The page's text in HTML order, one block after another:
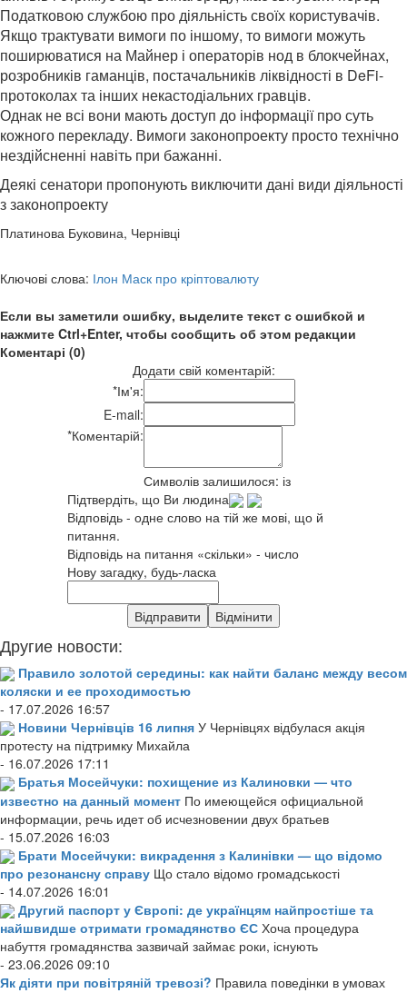
Податковою службою про діяльність своїх користувачів.
Якщо трактувати вимоги по іншому, то вимоги можуть
поширюватися на Майнер і операторів нод в блокчейнах,
розробників гаманців, постачальників ліквідності в DeFi-
протоколах та інших некастодіальних гравців.
Однак не всі вони мають доступ до інформації про суть
кожного перекладу. Вимоги законопроекту просто технічно
нездійсненні навіть при бажанні.
Деякі сенатори пропонують виключити дані види діяльності
з законопроекту
Платинова Буковина, Чернівці
Ключові слова: Ілон Маск про кріптовалюту
Если вы заметили ошибку, выделите текст с ошибкой и
нажмите Ctrl+Enter, чтобы сообщить об этом редакции
Коментарі (0)
Додати свій коментарій:
*Ім'я:
E-mail:
*Коментарій:
Символів залишилося: із
Підтвердіть, що Ви людина
Відповідь - одне слово на тій же мові, що й
питання.
Відповідь на питання «скільки» - число
Нову загадку, будь-ласка
Другие новости:
Правило золотой середины: как найти баланс между весом
коляски и ее проходимостью
- 17.07.2026 16:57
Новини Чернівців 16 липня У Чернівцях відбулася акція
протесту на підтримку Михайла
- 16.07.2026 17:11
Братья Мосейчуки: похищение из Калиновки — что
известно на данный момент По имеющейся официальной
информации, речь идет об исчезновении двух братьев
- 15.07.2026 16:03
Брати Мосейчуки: викрадення з Калинівки — що відомо
про резонансну справу Що стало відомо громадськості
- 14.07.2026 16:01
Другий паспорт у Європі: де українцям найпростіше та
найшвидше отримати громадянство ЄС Хоча процедура
набуття громадянства зазвичай займає роки, існують
- 23.06.2026 09:10
Як діяти при повітряній тревозі? Правила поведінки в умовах